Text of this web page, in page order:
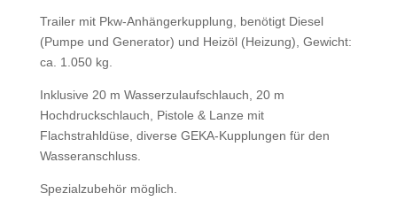
Trailer mit Pkw-Anhängerkupplung, benötigt Diesel
(Pumpe und Generator) und Heizöl (Heizung), Gewicht:
ca. 1.050 kg.
Inklusive 20 m Wasserzulaufschlauch, 20 m
Hochdruckschlauch, Pistole & Lanze mit
Flachstrahldüse, diverse GEKA-Kupplungen für den
Wasseranschluss.
Spezialzubehör möglich.